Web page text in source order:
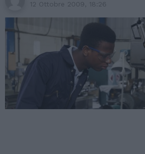
12 Ottobre 2009, 18:26